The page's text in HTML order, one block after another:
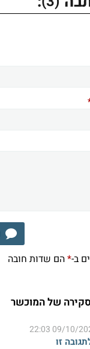
ב-*הם שדות חובה
של המוכשר
09/10/2023
זו